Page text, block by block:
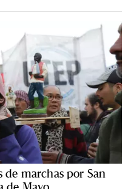
de marchas por San